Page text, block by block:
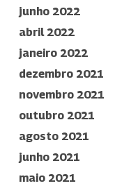
junho 2022
abril 2022
janeiro 2022
dezembro 2021
novembro 2021
outubro 2021
agosto 2021
junho 2021
maio 2021